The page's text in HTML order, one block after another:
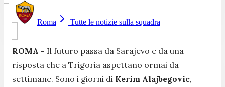
Roma Tutte le notizie sulla squadra
ROMA - Il futuro passa da Sarajevo e da una
risposta che a Trigoria aspettano ormai da
settimane. Sono i giorni di Kerim Alajbegovic,